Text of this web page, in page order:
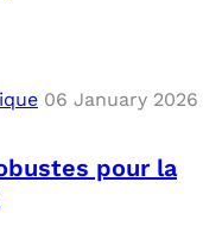
06 January 2026
pour la